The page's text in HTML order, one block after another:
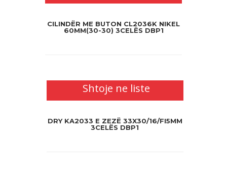
CILINDËR ME BUTON CL2036K NIKEL
60MM(30-30) 3CELËS DBP1
Shtoje ne liste
DRY KA2033 E ZEZË 33X30/16/FI5MM
3CELËS DBP1